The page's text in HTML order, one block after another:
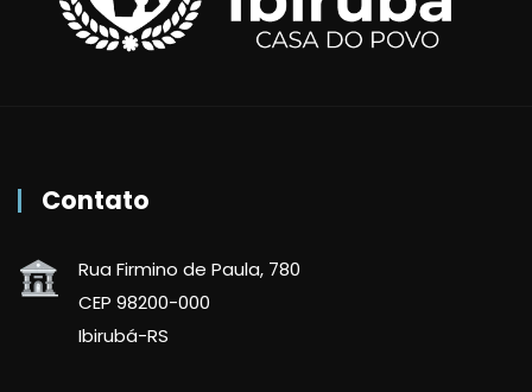
Contato
Rua Firmino de Paula, 780
CEP 98200-000
Ibirubá-RS